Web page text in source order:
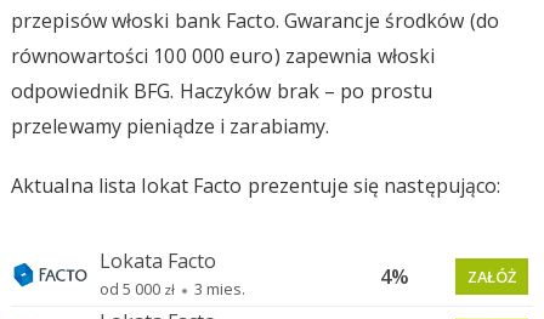
przepisów włoski bank Facto. Gwarancje środków (do
równowartości 100 000 euro) zapewnia włoski
odpowiednik BFG. Haczyków brak – po prostu
przelewamy pieniądze i zarabiamy.
Aktualna lista lokat Facto prezentuje się następująco: